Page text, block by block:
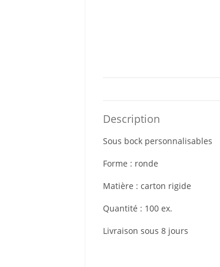
Description
Sous bock personnalisables
Forme : ronde
Matière : carton rigide
Quantité : 100 ex.
Livraison sous 8 jours